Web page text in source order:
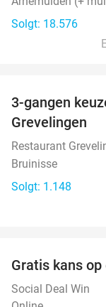
Solgt: 18.576
3-gangen
Grevelingen
Restaurant
Bruinisse
Solgt: 1.148
Gratis kans
Social Deal Win